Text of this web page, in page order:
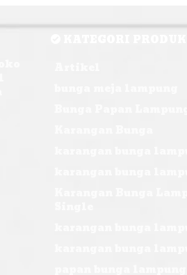
KATEGORI PRODUK